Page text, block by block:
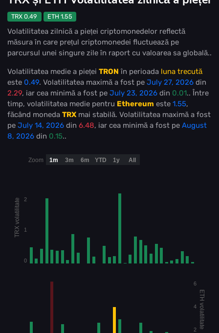
TRX 0.49 ETH 1.55
Volatilitatea zilnică a pieței criptomonedelor reflectă
măsura în care prețul criptomonedei fluctuează pe
parcursul unei singure zile în raport cu valoarea sa globală..
Volatilitatea medie a pieței TRON în perioada luna trecută
este 0.49. Volatilitatea maximă a fost pe July 27, 2026 din
2.29, iar cea minimă a fost pe July 23, 2026 din 0.01.. Între
timp, volatilitatea medie pentru Ethereum este 1.55,
făcând moneda TRX mai stabilă. Volatilitatea maximă a fost
pe July 14, 2026 din 6.48, iar cea minimă a fost pe August
8, 2026 din 0.15..
TRX volatilitate
ETH volatilitate
0
1
2
2
4
6
Zoom 1m 3m 6m YTD 1y All